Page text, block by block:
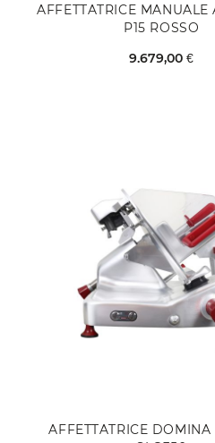
AFFETTATRICE MANUALE
P15 ROSSO
9.679,00 €
AFFETTATRICE DOMINA